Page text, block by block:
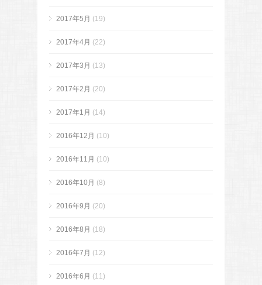
2017年5月 (19)
2017年4月 (22)
2017年3月 (13)
2017年2月 (20)
2017年1月 (14)
2016年12月 (10)
2016年11月 (10)
2016年10月 (8)
2016年9月 (20)
2016年8月 (18)
2016年7月 (12)
2016年6月 (11)